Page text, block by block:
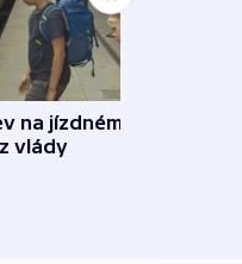
na jízdném teď
vlády